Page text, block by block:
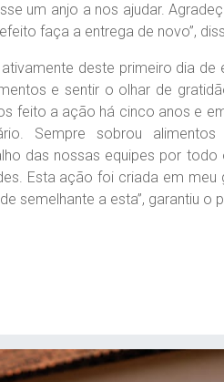
um anjo a nos ajudar.
faça a entrega de novo”,
deste primeiro dia de
e sentir o olhar de
feito a ação há cinco anos e
Sempre sobrou
das nossas equipes por
Esta ação foi criada em
semelhante a esta”, garantiu o